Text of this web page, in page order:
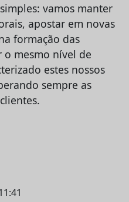
vamos manter
apostar em novas
formação das
o mesmo nível de
estes nossos
sempre as